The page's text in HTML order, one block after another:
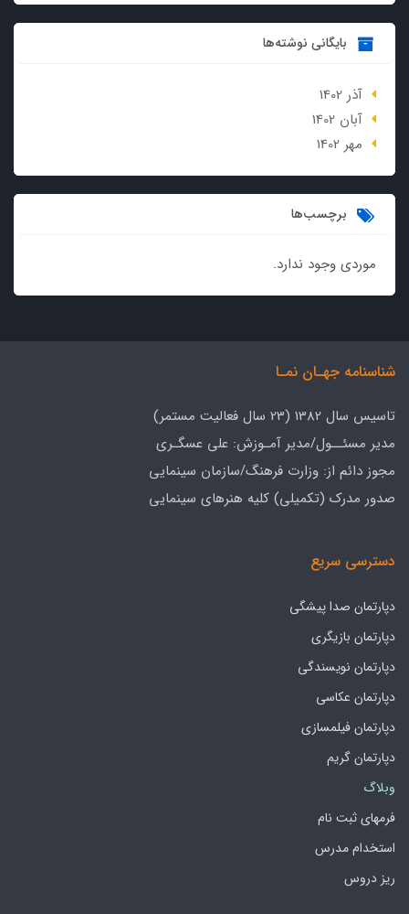
بایگانی نوشته‌ها
آذر 1402
آبان 1402
مهر 1402
برچسب‌ها
موردی وجود ندارد.
شناسنامه جهـان نمـا
تاسیس سال 1382 (23 سال فعالیت مستمر)
مدیر مسئــول/مدیر آمـوزش: علی عسگـری
مجوز دائم از: وزارت فرهنگ/سازمان سینمایی
صدور مدرک (تکمیلی) کلیه هنرهای سینمایی
دسترسی سریع
دپارتمان صدا پیشگی
دپارتمان بازیگری
دپارتمان نویسندگی
دپارتمان عکاسی
دپارتمان فیلمسازی
دپارتمان گریم
وبلاگ
فرمهای ثبت نام
استخدام مدرس
ریز دروس